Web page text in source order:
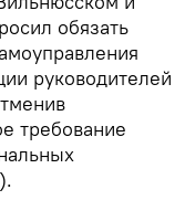
обязать
руководителей
требование